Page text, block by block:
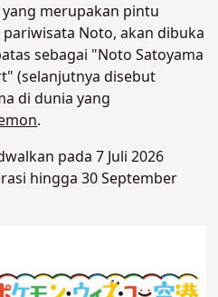
merupakan pintu
Noto, akan dibuka
sebagai "Noto Satoyama
(selanjutnya disebut
di dunia yang
.
pada 7 Juli 2026
hingga 30 September